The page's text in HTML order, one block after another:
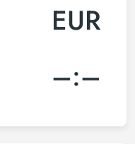
EUR
–:–